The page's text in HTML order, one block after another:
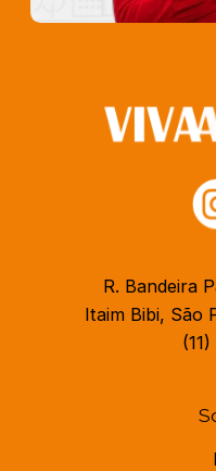
R. Bandeira
Itaim Bibi, São